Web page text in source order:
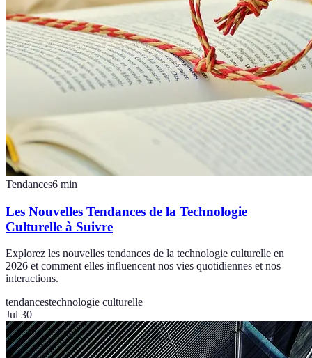
Tendances6 min
Les Nouvelles Tendances de la Technologie
Culturelle à Suivre
Explorez les nouvelles tendances de la technologie culturelle en
2026 et comment elles influencent nos vies quotidiennes et nos
interactions.
tendancestechnologie culturelle
Jul 30